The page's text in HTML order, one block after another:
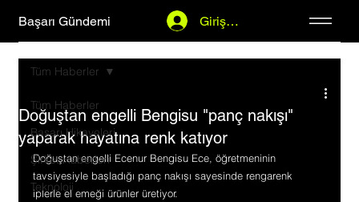
Başarı Gündemi Giriş Yap
Tüm Haberler
Başarı Hikayeleri
Şirket Haberleri
Teknoloji
Tüm Haberler
Doğuştan engelli Bengisu "panç nakışı"
yaparak hayatına renk katıyor
Doğuştan engelli Ecenur Bengisu Ece, öğretmeninin
tavsiyesiyle başladığı panç nakışı sayesinde rengarenk
iplerle el emeği ürünler üretiyor.